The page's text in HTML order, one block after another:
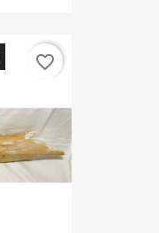
favorite_border